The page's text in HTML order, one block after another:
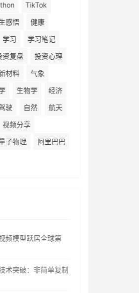
TikTok
感悟
健康
学习
学习笔记
资复盘
投资心理
材料
气象
生物学
经济
驶 自然
航天
视频分享
子物理
阿里巴巴
频模型跃居全球第
术突破：非简单复制